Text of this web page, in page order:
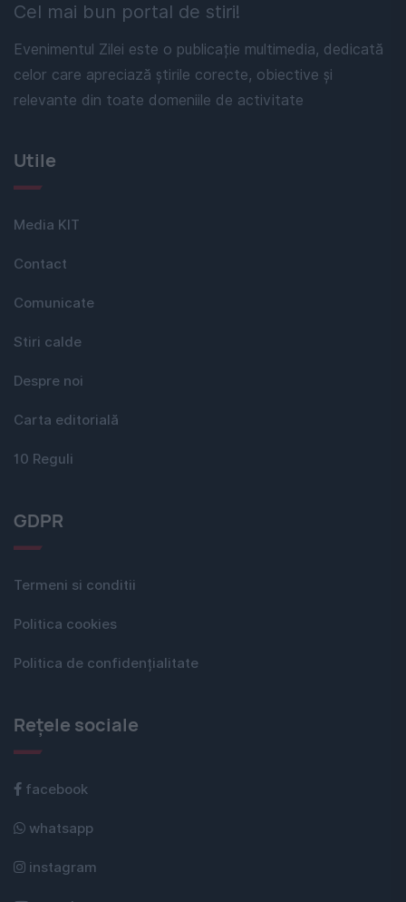
Cel mai bun portal de stiri!
Evenimentul Zilei este o publicație multimedia, dedicată
celor care apreciază știrile corecte, obiective și
relevante din toate domeniile de activitate
Utile
Media KIT
Contact
Comunicate
Stiri calde
Despre noi
Carta editorială
10 Reguli
GDPR
Termeni si conditii
Politica cookies
Politica de confidențialitate
Rețele sociale
facebook
whatsapp
instagram